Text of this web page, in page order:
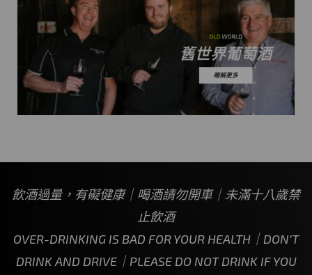
飲酒過量，有礙健康｜喝酒請勿開車｜未滿十八歲禁
止飲酒
OVER-DRINKING IS BAD FOR YOUR HEALTH｜DON’T
DRINK AND DRIVE｜PLEASE DO NOT DRINK IF YOU